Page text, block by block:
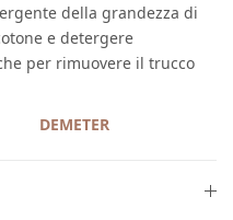
della grandezza di
e detergere
per rimuovere il trucco
DEMETER